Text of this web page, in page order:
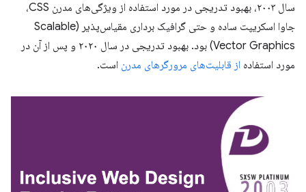
سال ۲۰۰۳، بهبود تدریجی در مورد استفاده از ویژگی‌های مدرن CSS،
جاوا اسکریپت ساده و حتی گرافیک برداری مقیاس‌پذیر (Scalable
Vector Graphics) بود. بهبود تدریجی در سال ۲۰۲۰ و پس از آن در
مورد استفاده از قابلیت‌های مرورگرهای مدرن است.